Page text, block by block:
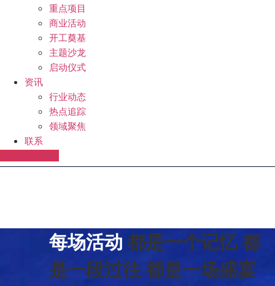
重点项目
商业活动
开工奠基
主题沙龙
启动仪式
资讯
行业动态
热点追踪
领域聚焦
联系
每场活动 都是一个记忆都
是一段过往 都是一场盛宴